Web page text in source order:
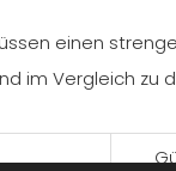
einen
im Vergleich